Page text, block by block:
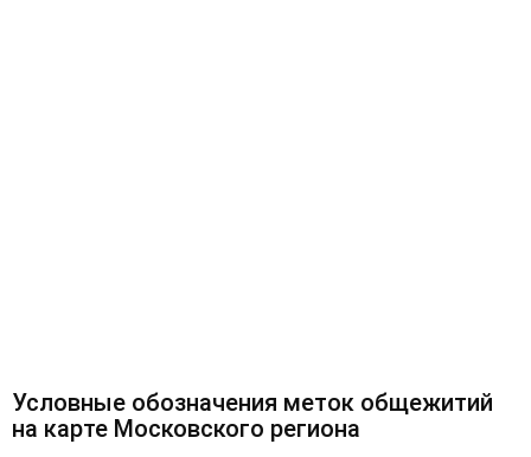
Условные обозначения меток общежитий
на карте Московского региона